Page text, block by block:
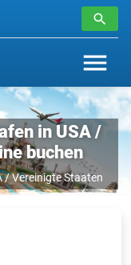
in USA /
buchen
/ Vereinigte Staaten